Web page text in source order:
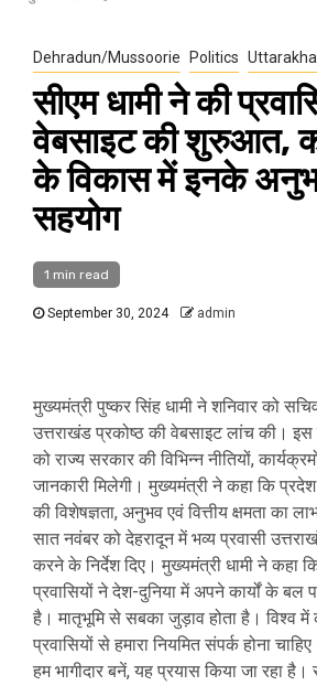
Dehradun/Mussoorie Politics
सीएम धामी ने की
वेबसाइट की शुरुआत,
के विकास में इनके
सहयोग
1 min read
September 30, 2024 admin
मुख्यमंत्री पुष्कर सिंह धामी ने शनिवार को
उत्तराखंड प्रकोष्ठ की वेबसाइट लांच की। इस
को राज्य सरकार की विभिन्न नीतियों,
जानकारी मिलेगी। मुख्यमंत्री ने कहा कि
की विशेषज्ञता, अनुभव एवं वित्तीय क्षमता का
सात नवंबर को देहरादून में भव्य प्रवासी
करने के निर्देश दिए। मुख्यमंत्री धामी ने कहा
प्रवासियों ने देश-दुनिया में अपने कार्यों के बल
है। मातृभूमि से सबका जुड़ाव होता है। विश्व में
प्रवासियों से हमारा नियमित संपर्क होना
हम भागीदार बनें, यह प्रयास किया जा रहा